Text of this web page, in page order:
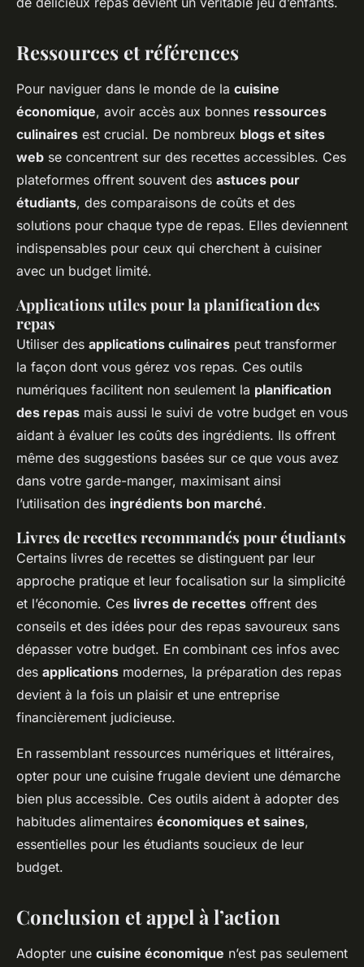
Ressources et références
Pour naviguer dans le monde de la cuisine
économique, avoir accès aux bonnes ressources
culinaires est crucial. De nombreux blogs et sites
web se concentrent sur des recettes accessibles. Ces
plateformes offrent souvent des astuces pour
étudiants, des comparaisons de coûts et des
solutions pour chaque type de repas. Elles deviennent
indispensables pour ceux qui cherchent à cuisiner
avec un budget limité.
Applications utiles pour la planification des
repas
Utiliser des applications culinaires peut transformer
la façon dont vous gérez vos repas. Ces outils
numériques facilitent non seulement la planification
des repas mais aussi le suivi de votre budget en vous
aidant à évaluer les coûts des ingrédients. Ils offrent
même des suggestions basées sur ce que vous avez
dans votre garde-manger, maximisant ainsi
l’utilisation des ingrédients bon marché.
Livres de recettes recommandés pour étudiants
Certains livres de recettes se distinguent par leur
approche pratique et leur focalisation sur la simplicité
et l’économie. Ces livres de recettes offrent des
conseils et des idées pour des repas savoureux sans
dépasser votre budget. En combinant ces infos avec
des applications modernes, la préparation des repas
devient à la fois un plaisir et une entreprise
financièrement judicieuse.
En rassemblant ressources numériques et littéraires,
opter pour une cuisine frugale devient une démarche
bien plus accessible. Ces outils aident à adopter des
habitudes alimentaires économiques et saines,
essentielles pour les étudiants soucieux de leur
budget.
Conclusion et appel à l’action
Adopter une cuisine économique n’est pas seulement